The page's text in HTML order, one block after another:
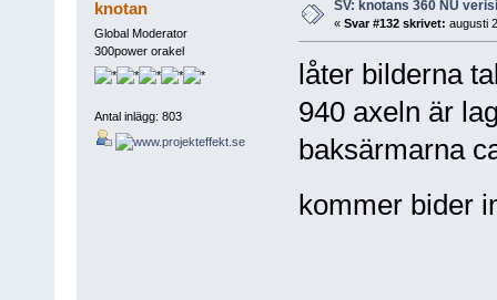
knotan
Global Moderator
300power orakel
Antal inlägg: 803
SV: knotans 360 NU
« Svar #132 skrivet: augusti
låter bilderna
940 axeln är
baksärmarna
kommer bider